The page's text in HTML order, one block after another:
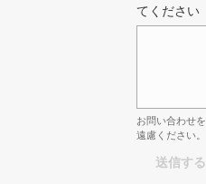
てください
お問い合わせ
遠慮ください。